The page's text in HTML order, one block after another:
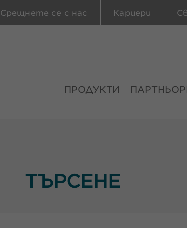
Срещнете се с нас Кариери
ПРОДУКТИ
ТЪРСЕНЕ